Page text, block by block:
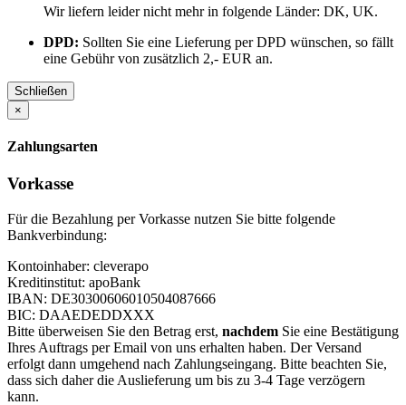
Wir liefern leider nicht mehr in folgende Länder: DK, UK.
DPD: Sollten Sie eine Lieferung per DPD wünschen, so fällt
eine Gebühr von zusätzlich 2,- EUR an.
Schließen
×
Zahlungsarten
Vorkasse
Für die Bezahlung per Vorkasse nutzen Sie bitte folgende
Bankverbindung:
Kontoinhaber: cleverapo
Kreditinstitut: apoBank
IBAN: DE30300606010504087666
BIC: DAAEDEDDXXX
Bitte überweisen Sie den Betrag erst, nachdem Sie eine Bestätigung
Ihres Auftrags per Email von uns erhalten haben. Der Versand
erfolgt dann umgehend nach Zahlungseingang. Bitte beachten Sie,
dass sich daher die Auslieferung um bis zu 3-4 Tage verzögern
kann.